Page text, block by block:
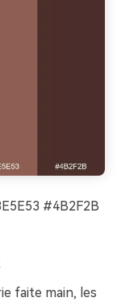
#4B2F2B
faite main, les